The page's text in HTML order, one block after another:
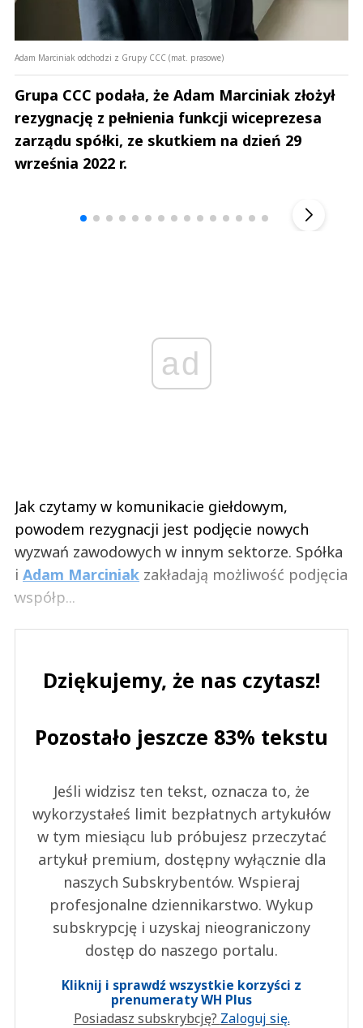
Adam Marciniak odchodzi z Grupy CCC (mat. prasowe)
Grupa CCC podała, że Adam Marciniak złożył
rezygnację z pełnienia funkcji wiceprezesa
zarządu spółki, ze skutkiem na dzień 29
września 2022 r.
ad
Jak czytamy w komunikacie giełdowym,
powodem rezygnacji jest podjęcie nowych
wyzwań zawodowych w innym sektorze. Spółka
i Adam Marciniak zakładają możliwość podjęcia
współp...
Dziękujemy, że nas czytasz!
Pozostało jeszcze 83% tekstu
Jeśli widzisz ten tekst, oznacza to, że
wykorzystałeś limit bezpłatnych artykułów
w tym miesiącu lub próbujesz przeczytać
artykuł premium, dostępny wyłącznie dla
naszych Subskrybentów. Wspieraj
profesjonalne dziennikarstwo. Wykup
subskrypcję i uzyskaj nieograniczony
dostęp do naszego portalu.
Kliknij i sprawdź wszystkie korzyści z
prenumeraty WH Plus
Posiadasz subskrybcję? Zaloguj się.